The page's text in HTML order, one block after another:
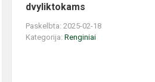
dvyliktokams
Paskelbta: 2025-02-18
Kategorija:Renginiai